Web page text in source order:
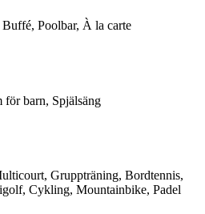
Buffé, Poolbar, À la carte
barn, Spjälsäng
Gruppträning, Bordtennis,
Cykling, Mountainbike, Padel